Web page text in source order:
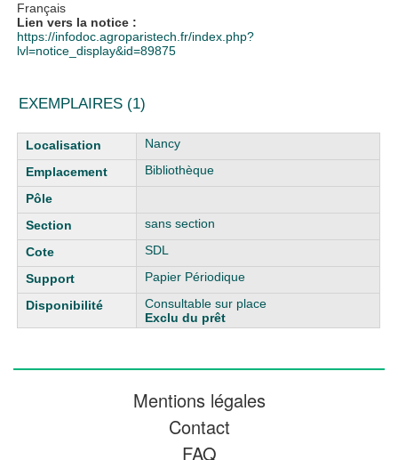
Français
Lien vers la notice :
https://infodoc.agroparistech.fr/index.php?
lvl=notice_display&id=89875
EXEMPLAIRES (1)
Liste des exemplaires
Nancy
Bibliothèque
sans section
SDL
Papier Périodique
Consultable sur place
Exclu du prêt
Mentions légales
Contact
FAQ